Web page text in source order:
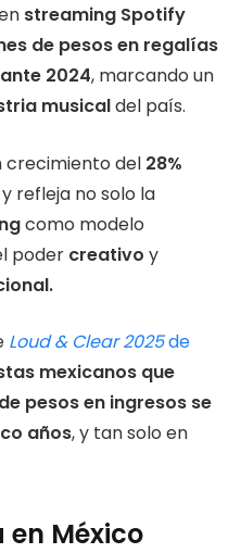
streaming Spotify
de pesos en regalías
2024, marcando un
musicaldel país.
crecimiento del 28%
y refleja no solo la
como modelo
poder creativo y
Loud & Clear 2025de
mexicanos que
pesos en ingresos se
años, y tan solo en
México